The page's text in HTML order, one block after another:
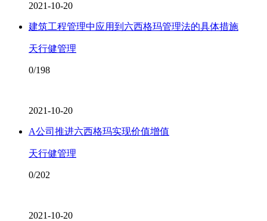
2021-10-20
建筑工程管理中应用到六西格玛管理法的具体措施
天行健管理
0/198
2021-10-20
A公司推进六西格玛实现价值增值
天行健管理
0/202
2021-10-20